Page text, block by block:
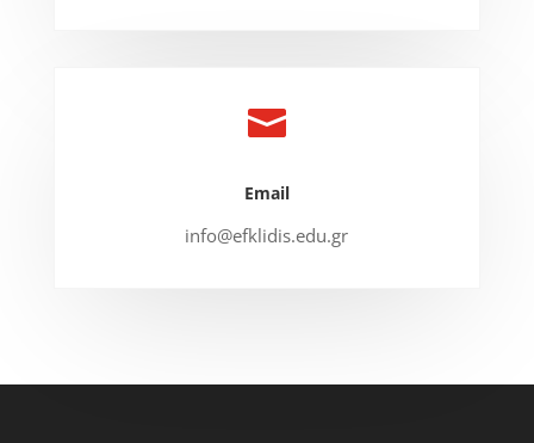

Email
info@efklidis.edu.gr